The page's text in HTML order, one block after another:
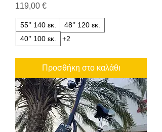
Τιμή
119,00 €
55’’ 140 εκ.
48’’ 120 εκ.
40’’ 100 εκ.
+2
Προσθήκη στο καλάθι